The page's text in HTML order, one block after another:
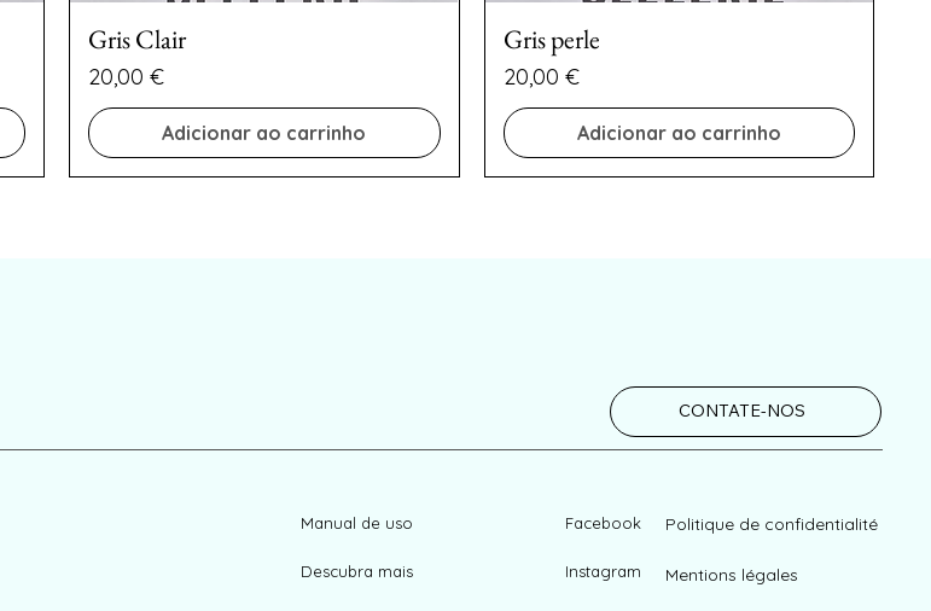
Gris Clair
Preço
20,00 €
Adicionar ao carrinho
Gris perle
Preço
20,00 €
Adicionar ao carrinho
CONTATE-NOS
Manual de uso
Descubra mais
Facebook
Instagram
Politique de confidentialité
Mentions légales